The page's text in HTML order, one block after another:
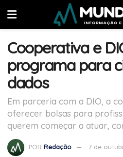
Cooperativa e
programa para
dados
Em parceria com a DIO, a
oferecer bolsas para
querem começar a atuar,
POR Redação 7 de